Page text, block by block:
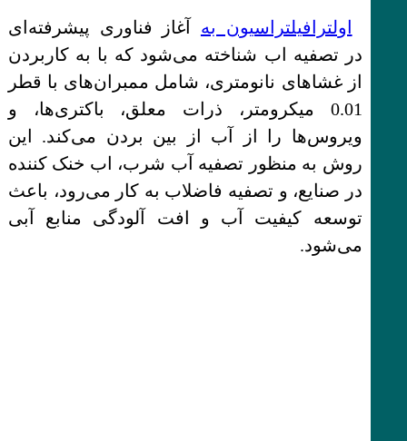
اولترافیلتراسیون به آغاز فناوری پیشرفته‌ای
در تصفیه اب شناخته می‌شود که با به کاربردن
از غشاهای نانومتری، شامل ممبران‌های با قطر
0.01 میکرومتر، ذرات معلق، باکتری‌ها، و
ویروس‌ها را از آب از بین بردن می‌کند. این
روش به منظور تصفیه آب شرب، اب خنک کننده
در صنایع، و تصفیه فاضلاب به کار می‌رود، باعث
توسعه کیفیت آب و افت آلودگی منابع آبی
می‌شود.